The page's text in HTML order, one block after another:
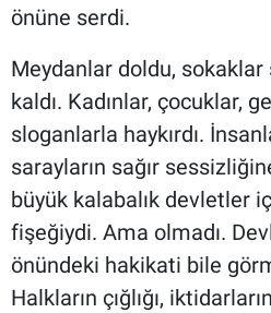
önüne serdi.
Meydanlar doldu,
kaldı. Kadınlar, çocuklar,
sloganlarla haykırdı.
sarayların sağır
büyük kalabalık devletler
fişeğiydi. Ama olmadı.
önündeki hakikati bile
Halkların çığlığı,